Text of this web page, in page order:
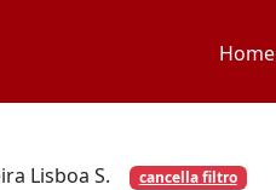
Home
Lisboa S. cancella filtro